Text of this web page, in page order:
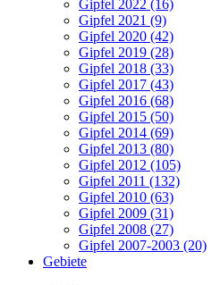
Gipfel 2022 (16)
Gipfel 2021 (9)
Gipfel 2020 (42)
Gipfel 2019 (28)
Gipfel 2018 (33)
Gipfel 2017 (43)
Gipfel 2016 (68)
Gipfel 2015 (50)
Gipfel 2014 (69)
Gipfel 2013 (80)
Gipfel 2012 (105)
Gipfel 2011 (132)
Gipfel 2010 (63)
Gipfel 2009 (31)
Gipfel 2008 (27)
Gipfel 2007-2003 (20)
Gebiete